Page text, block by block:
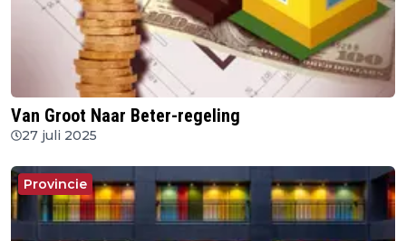
Van Groot Naar Beter-regeling
27 juli 2025
Provincie